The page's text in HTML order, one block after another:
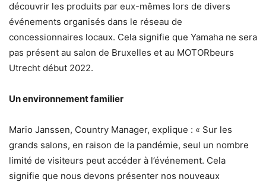
découvrir les produits par eux-mêmes lors de divers
événements organisés dans le réseau de
concessionnaires locaux. Cela signifie que Yamaha ne sera
pas présent au salon de Bruxelles et au MOTORbeurs
Utrecht début 2022.
Un environnement familier
Mario Janssen, Country Manager, explique : « Sur les
grands salons, en raison de la pandémie, seul un nombre
limité de visiteurs peut accéder à l’événement. Cela
signifie que nous devons présenter nos nouveaux